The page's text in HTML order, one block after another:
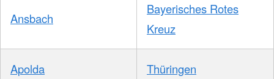
Ansbach
Bayerisches Rotes
Kreuz
Apolda Thüringen